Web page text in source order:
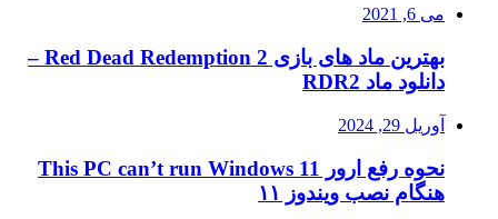
می 6, 2021
بهترین ماد های بازی Red Dead Redemption 2 –
دانلود ماد RDR2
آوریل 29, 2024
نحوه رفع ارور This PC can’t run Windows 11
هنگام نصب ویندوز ۱۱